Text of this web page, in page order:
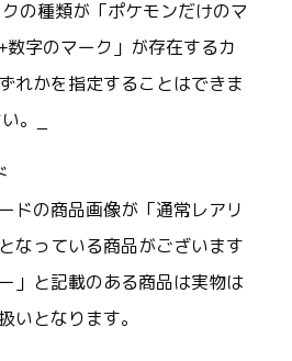
の種類が「ポケモンだけのマ
数字のマーク」が存在するカ
れかを指定することはできま
。_
ドの商品画像が「通常レアリ
なっている商品がございます
」と記載のある商品は実物は
いとなります。